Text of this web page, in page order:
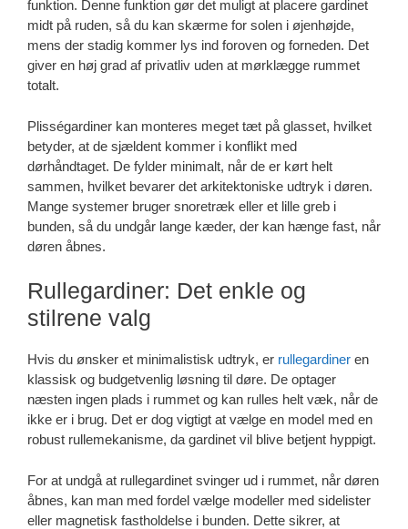
funktion. Denne funktion gør det muligt at placere gardinet
midt på ruden, så du kan skærme for solen i øjenhøjde,
mens der stadig kommer lys ind foroven og forneden. Det
giver en høj grad af privatliv uden at mørklægge rummet
totalt.
Plisségardiner kan monteres meget tæt på glasset, hvilket
betyder, at de sjældent kommer i konflikt med
dørhåndtaget. De fylder minimalt, når de er kørt helt
sammen, hvilket bevarer det arkitektoniske udtryk i døren.
Mange systemer bruger snoretræk eller et lille greb i
bunden, så du undgår lange kæder, der kan hænge fast, når
døren åbnes.
Rullegardiner: Det enkle og
stilrene valg
Hvis du ønsker et minimalistisk udtryk, er rullegardiner en
klassisk og budgetvenlig løsning til døre. De optager
næsten ingen plads i rummet og kan rulles helt væk, når de
ikke er i brug. Det er dog vigtigt at vælge en model med en
robust rullemekanisme, da gardinet vil blive betjent hyppigt.
For at undgå at rullegardinet svinger ud i rummet, når døren
åbnes, kan man med fordel vælge modeller med sidelister
eller magnetisk fastholdelse i bunden. Dette sikrer, at